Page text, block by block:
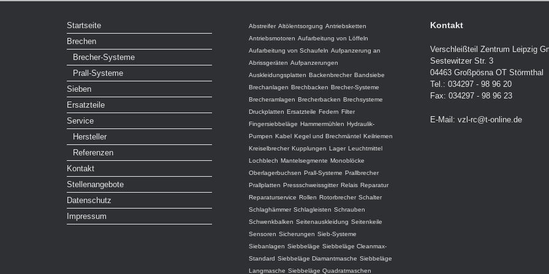
Startseite
Brechen
Brecher-Systeme
Prall-Systeme
Sieben
Ersatzteile
Service
Hersteller
Referenzen
Kontakt
Stellenangebote
Datenschutz
Impressum
Abstreifer Altölentsorgung Antriebsketten
Antriebsmotoren Aufarbeitung von Löffeln
Aufarbeitung von Schaufeln Aufpanzerung an
Abrissgeräten Aufpanzerungen
Auskleidungsplatten Backenbrecher Bandsiebe
Brechanlagen Brechbacken Brecher-Systeme
Brecheramlagen Brecherbacken Brechsysteme
Druckplatten Ersatzteile Federn Filter
Fingersiebbeläge Hammermühlen Hydraulik-
Pumpen Kabel Kegel und Brechmäntel Keilriemen
Kreiselbrecher Kupplungen Lager Leuchtmittel
Lochblech Mantelsegmente Monoblöcke
Oberlagerbuchsen Prall-Systeme Prallbrecher
Prallplatten Pressschweissgitter Relais Reparatur
Reparaturservice Rollen Rotorbrecher Schalter
Schlaghämmer Schlagleisten Schrauben
Schwenkbalken Seitenauskleidung Seitenkeile
Sensoren Sicherungen Sieb-Systeme
Siebanlagen Siebbeläge Siebbeläge Cleanmax-
Standard Siebbeläge Diamantmasche Siebbeläge
Langmasche Siebbeläge Quadratmaschen
Kontakt
Verschleißteil Zentrum Leipzig
Sestewitzer Str. 3
04463 Großpösna OT Störmthal
Tel.: 034297 - 98 96 20
Fax: 034297 - 98 96 23
E-Mail: vzl-rc@t-online.de